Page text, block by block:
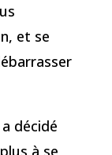
et se
décidé
à se